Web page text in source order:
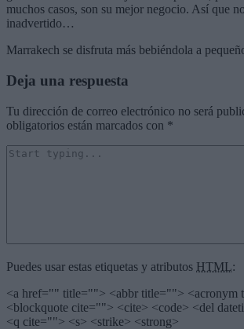
muchos casos, son su mejor negocio. Así que
inadvertido…
Marrakech se disfruta más bebiéndola a
Deja una respuesta
Tu dirección de correo electrónico no será
obligatorios están marcados con *
Puedes usar estas etiquetas y atributos HTML:
<a href="" title=""> <abbr title=""> <acronym
<blockquote cite=""> <cite> <code> <del
<q cite=""> <s> <strike> <strong>